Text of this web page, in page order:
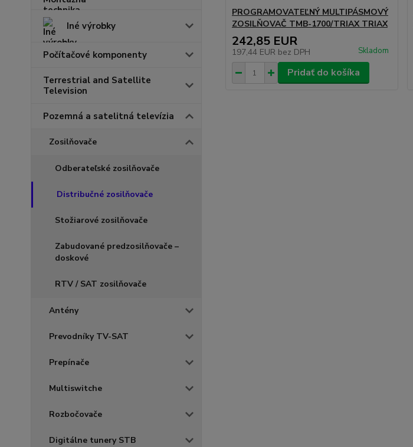
Iné výrobky
Počítačové komponenty
Terrestrial and Satellite
Television
Pozemná a satelitná televízia
Zosilňovače
Odberateľské zosilňovače
Distribučné zosilňovače
Stožiarové zosilňovače
Zabudované predzosilňovače –
doskové
RTV / SAT zosilňovače
Antény
Prevodníky TV-SAT
Prepínače
Multiswitche
Rozbočovače
Digitálne tunery STB
PROGRAMOVATEĽNÝ MULTIPÁSMOVÝ
ZOSILŇOVAČ TMB-1700/TRIAX TRIAX
242,85 EUR
197,44 EUR bez DPH Skladom
Pridať do košíka